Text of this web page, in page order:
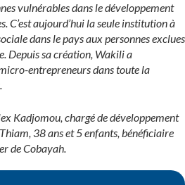
vulnérables dans le développement
C’est aujourd’hui la seule institution à
dans le pays aux personnes exclues
Depuis sa création, Wakili a
entrepreneurs dans toute la
Kadjomou, chargé de développement
38 ans et 5 enfants, bénéficiaire
de Cobayah.